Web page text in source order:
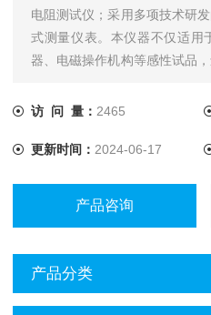
电阻测试仪；采用多项技术研
式测量仪表。本仪器不仅适用
器、电磁操作机构等感性试品
由于低压线圈采用铜箔绕制，
访 问 量： 2465
更新时间： 2024-06-17
产品咨询
产品分类